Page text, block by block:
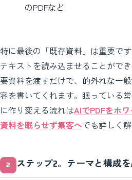
のPDFなど
特に最後の「既存資料」は重要で
テキストを読み込ませることがで
要資料を渡すだけで、的外れな一
容を書いてくれます。眠っている
に作り変える流れはAIでPDFをホ
資料を眠らせず集客へでも詳しく
ステップ2。テーマと構成